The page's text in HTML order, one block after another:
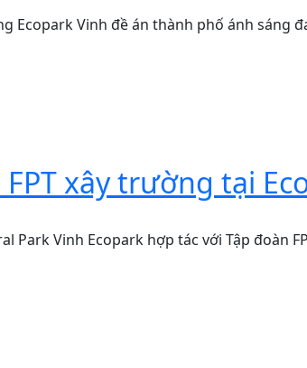
Ecopark Vinh đề án thành phố ánh
xây trường tại
Park Vinh Ecopark hợp tác với Tập